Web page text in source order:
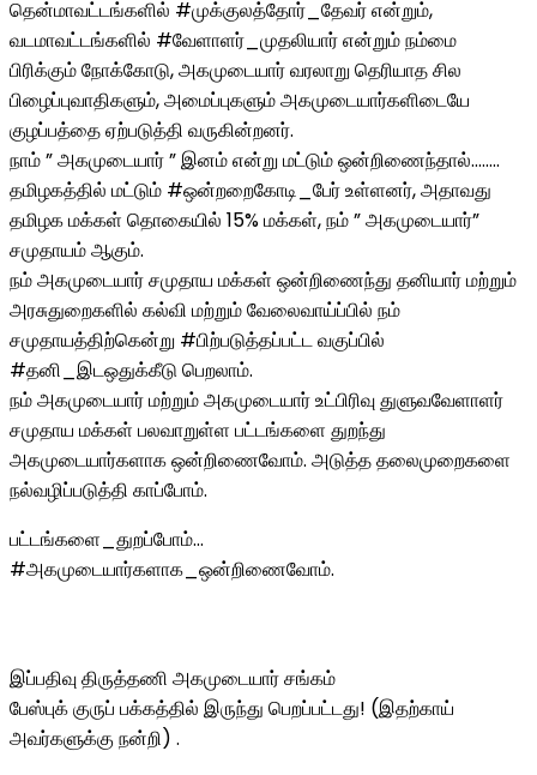
தென்மாவட்டங்களில் #முக்குலத்தோர்_தேவர் என்றும்,
வடமாவட்டங்களில் #வேளாளர்_முதலியார் என்றும் நம்மை
பிரிக்கும் நோக்கோடு, அகமுடையார் வரலாறு தெரியாத சில
பிழைப்புவாதிகளும், அமைப்புகளும் அகமுடையார்களிடையே
குழப்பத்தை ஏற்படுத்தி வருகின்றனர்.
நாம் ” அகமுடையார் ” இனம் என்று மட்டும் ஒன்றிணைந்தால்……..
தமிழகத்தில் மட்டும் #ஒன்றறைகோடி_பேர் உள்ளனர், அதாவது
தமிழக மக்கள் தொகையில் 15% மக்கள், நம் ” அகமுடையார்”
சமுதாயம் ஆகும்.
நம் அகமுடையார் சமுதாய மக்கள் ஒன்றிணைந்து தனியார் மற்றும்
அரசுதுறைகளில் கல்வி மற்றும் வேலைவாய்ப்பில் நம்
சமுதாயத்திற்கென்று #பிற்படுத்தப்பட்ட வகுப்பில்
#தனி_இடஒதுக்கீடு பெறலாம்.
நம் அகமுடையார் மற்றும் அகமுடையார் உட்பிரிவு துளுவவேளாளர்
சமுதாய மக்கள் பலவாறுள்ள பட்டங்களை துறந்து
அகமுடையார்களாக ஒன்றிணைவோம். அடுத்த தலைமுறைகளை
நல்வழிப்படுத்தி காப்போம்.
பட்டங்களை_துறப்போம்…
#அகமுடையார்களாக_ஒன்றிணைவோம்.
இப்பதிவு திருத்தணி அகமுடையார் சங்கம்
பேஸ்புக் குருப் பக்கத்தில் இருந்து பெறப்பட்டது! (இதற்காய்
அவர்களுக்கு நன்றி) .